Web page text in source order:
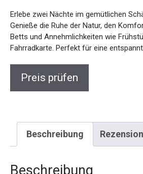
Erlebe zwei Nächte im gemütlichen
Genieße die Ruhe der Natur, den
Betts und Annehmlichkeiten wie
Fahrradkarte. Perfekt für eine
Preis prüfen
Beschreibung
Beschreibung